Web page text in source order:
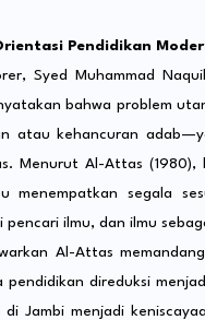
Pendidikan
Syed Muhammad
bahwa problem
atau kehancuran
Menurut Al-Attas (1980),
menempatkan segala
ilmu, dan ilmu
Al-Attas
pendidikan direduksi
Jambi menjadi